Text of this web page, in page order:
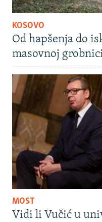
KOSOVO
Od hapšenja do
masovnoj
MOST
Vidi li Vučić u